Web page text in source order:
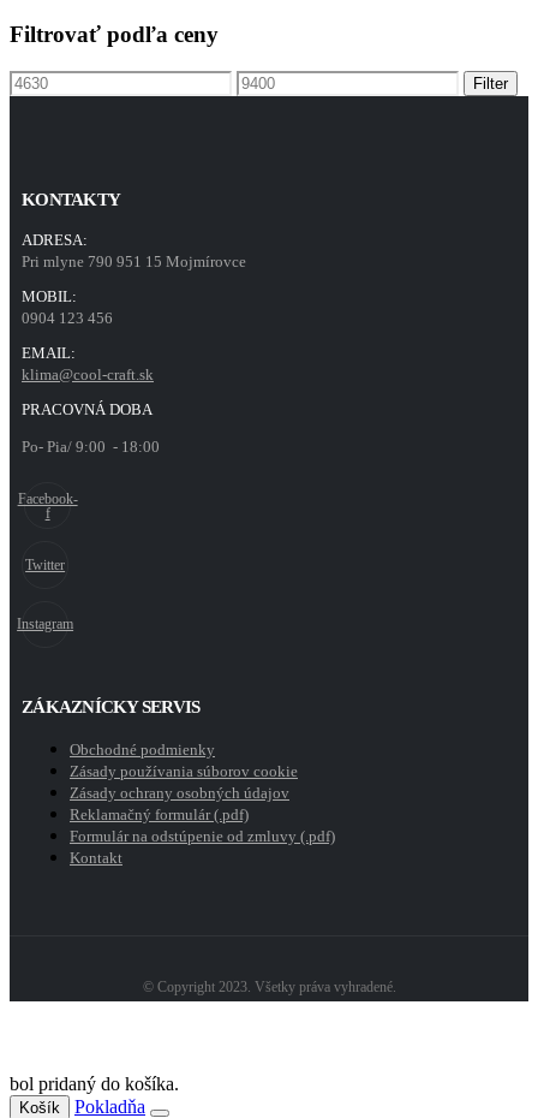
Filtrovať podľa ceny
Min
price
Max
price
Filter
KONTAKTY
ADRESA:
Pri mlyne 790 951 15 Mojmírovce
MOBIL:
0904 123 456
EMAIL:
klima@cool-craft.sk
PRACOVNÁ DOBA
Po- Pia/ 9:00 - 18:00
Facebook-
f
Twitter
Instagram
ZÁKAZNÍCKY SERVIS
Obchodné podmienky
Zásady používania súborov cookie
Zásady ochrany osobných údajov
Reklamačný formulár (.pdf)
Formulár na odstúpenie od zmluvy (.pdf)
Kontakt
© Copyright 2023. Všetky práva vyhradené.
bol pridaný do košíka.
Košík Pokladňa